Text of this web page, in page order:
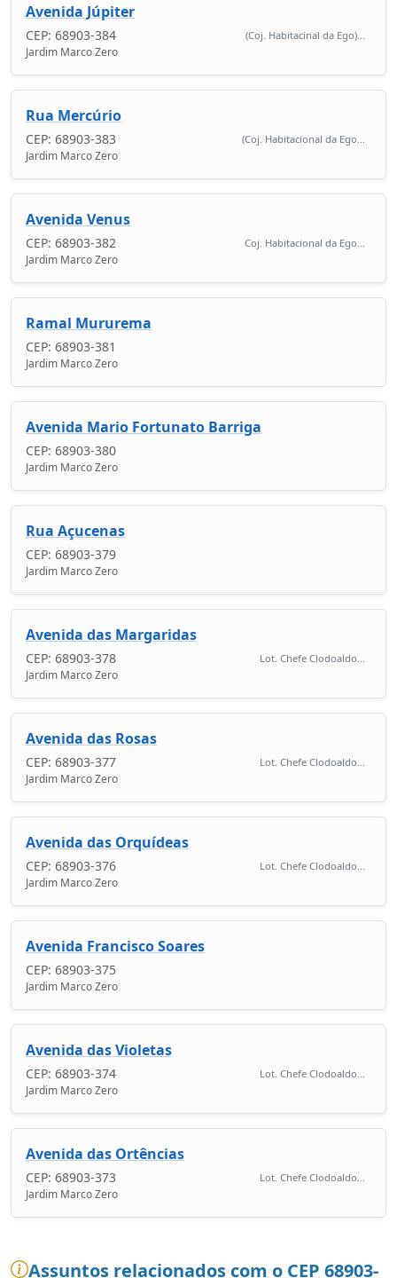
Avenida Júpiter
CEP: 68903-384 (Coj. Habitacinal da Ego)...
Jardim Marco Zero
Rua Mercúrio
CEP: 68903-383 (Coj. Habitacional da Ego...
Jardim Marco Zero
Avenida Venus
CEP: 68903-382 Coj. Habitacional da Ego...
Jardim Marco Zero
Ramal Mururema
CEP: 68903-381
Jardim Marco Zero
Avenida Mario Fortunato Barriga
CEP: 68903-380
Jardim Marco Zero
Rua Açucenas
CEP: 68903-379
Jardim Marco Zero
Avenida das Margaridas
CEP: 68903-378 Lot. Chefe Clodoaldo...
Jardim Marco Zero
Avenida das Rosas
CEP: 68903-377 Lot. Chefe Clodoaldo...
Jardim Marco Zero
Avenida das Orquídeas
CEP: 68903-376 Lot. Chefe Clodoaldo...
Jardim Marco Zero
Avenida Francisco Soares
CEP: 68903-375
Jardim Marco Zero
Avenida das Violetas
CEP: 68903-374 Lot. Chefe Clodoaldo...
Jardim Marco Zero
Avenida das Ortências
CEP: 68903-373 Lot. Chefe Clodoaldo...
Jardim Marco Zero
Assuntos relacionados com o CEP 68903-